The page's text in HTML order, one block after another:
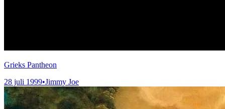
Grieks Pantheon
28 juli 1999•Jimmy Joe